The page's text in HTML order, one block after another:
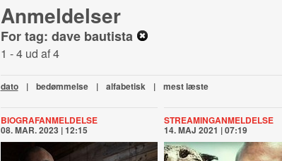
Anmeldelser
For tag: dave bautista
1 - 4 ud af 4
dato | bedømmelse | alfabetisk | mest læste
BIOGRAFANMELDELSE
08. MAR. 2023 | 12:15
STREAMINGANMELDELSE
14. MAJ 2021 | 07:19